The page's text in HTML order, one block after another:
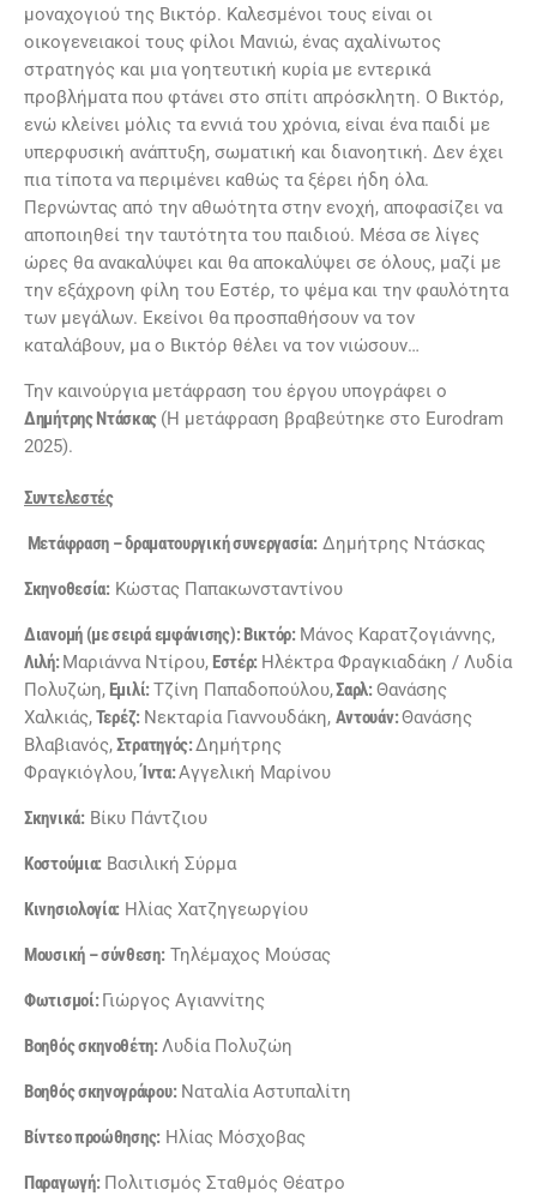
μοναχογιού της Βικτόρ. Καλεσμένοι τους είναι οι
οικογενειακοί τους φίλοι Μανιώ, ένας αχαλίνωτος
στρατηγός και μια γοητευτική κυρία με εντερικά
προβλήματα που φτάνει στο σπίτι απρόσκλητη. Ο Βικτόρ,
ενώ κλείνει μόλις τα εννιά του χρόνια, είναι ένα παιδί με
υπερφυσική ανάπτυξη, σωματική και διανοητική. Δεν έχει
πια τίποτα να περιμένει καθώς τα ξέρει ήδη όλα.
Περνώντας από την αθωότητα στην ενοχή, αποφασίζει να
αποποιηθεί την ταυτότητα του παιδιού. Μέσα σε λίγες
ώρες θα ανακαλύψει και θα αποκαλύψει σε όλους, μαζί με
την εξάχρονη φίλη του Εστέρ, το ψέμα και την φαυλότητα
των μεγάλων. Εκείνοι θα προσπαθήσουν να τον
καταλάβουν, μα ο Βικτόρ θέλει να τον νιώσουν…
Την καινούργια μετάφραση του έργου υπογράφει ο
Δημήτρης Ντάσκας (Η μετάφραση βραβεύτηκε στο Eurodram
2025).
Συντελεστές
Μετάφραση – δραματουργική συνεργασία:Δημήτρης Ντάσκας
Σκηνοθεσία:Κώστας Παπακωνσταντίνου
Διανομή (με σειρά εμφάνισης): Βικτόρ: Μάνος Καρατζογιάννης,
Λιλή: Μαριάννα Ντίρου, Εστέρ: Ηλέκτρα Φραγκιαδάκη / Λυδία
Πολυζώη, Εμιλί:Τζίνη Παπαδοπούλου,Σαρλ:Θανάσης
Χαλκιάς,Τερέζ: Νεκταρία Γιαννουδάκη, Αντουάν:Θανάσης
Βλαβιανός,Στρατηγός:Δημήτρης
Φραγκιόγλου, Ίντα:Αγγελική Μαρίνου
Σκηνικά:Βίκυ Πάντζιου
Κοστούμια: Βασιλική Σύρμα
Κινησιολογία: Ηλίας Χατζηγεωργίου
Μουσική – σύνθεση:Τηλέμαχος Μούσας
Φωτισμοί: Γιώργος Αγιαννίτης
Βοηθός σκηνοθέτη:Λυδία Πολυζώη
Βοηθός σκηνογράφου:Ναταλία Αστυπαλίτη
Βίντεο προώθησης:Ηλίας Μόσχοβας
Παραγωγή:Πολιτισμός Σταθμός Θέατρο